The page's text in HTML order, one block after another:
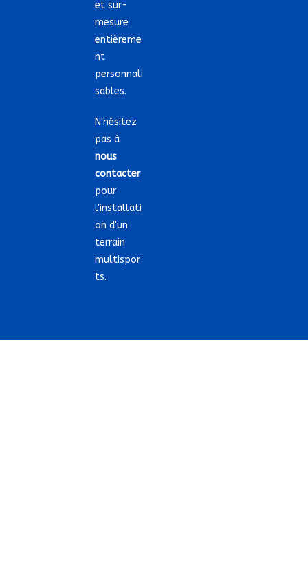
et sur-
mesure
entièreme
nt
personnali
sables.
N'hésitez
pas à
nous
contacter
pour
l'installati
on d'un
terrain
multispor
ts.